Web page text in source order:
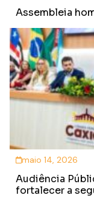
Assembleia
maio 14, 2026
Audiência
fortalecer a